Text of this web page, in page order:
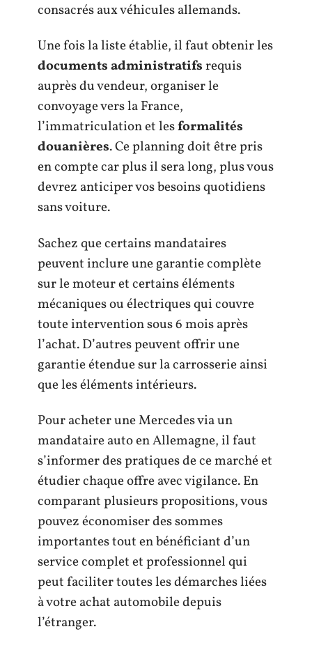
consacrés aux véhicules allemands.
Une fois la liste établie, il faut obtenir les
documents administratifsrequis
auprès du vendeur, organiser le
convoyage vers la France,
l’immatriculation et lesformalités
douanières. Ce planning doit être pris
en compte car plus il sera long, plus vous
devrez anticiper vos besoins quotidiens
sans voiture.
Sachez que certains mandataires
peuvent inclure une garantie complète
sur le moteur et certains éléments
mécaniques ou électriques qui couvre
toute intervention sous 6 mois après
l’achat. D’autres peuvent offrir une
garantie étendue sur la carrosserie ainsi
que les éléments intérieurs.
Pour acheter une Mercedes via un
mandataire auto en Allemagne, il faut
s’informer des pratiques de ce marché et
étudier chaque offre avec vigilance. En
comparant plusieurs propositions, vous
pouvez économiser des sommes
importantes tout en bénéficiant d’un
service complet et professionnel qui
peut faciliter toutes les démarches liées
à votre achat automobile depuis
l’étranger.